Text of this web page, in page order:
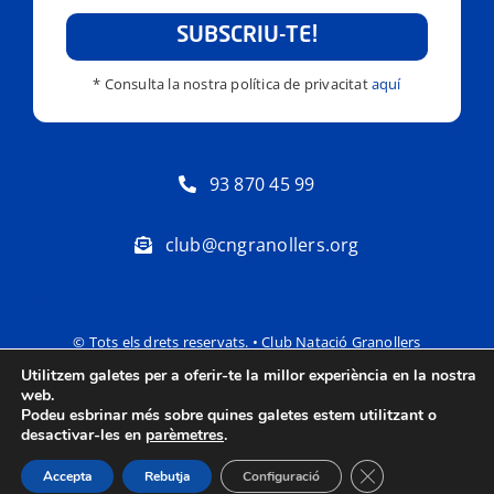
SUBSCRIU-TE!
* Consulta la nostra política de privacitataquí
93 870 45 99
club@cngranollers.org
© Tots els drets reservats. • Club Natació Granollers
Política de privacitat Avís Legal
Utilitzem galetes per a oferir-te la millor experiència en la nostra
web.
Podeu esbrinar més sobre quines galetes estem utilitzant o
desactivar-les en parèmetres.
Accepta Rebutja Configuració Tanca el bàner de